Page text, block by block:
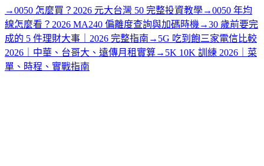
→0050 怎麼買？2026 元大台灣 50 完整投資教學→0050 年均
線怎麼看？2026 MA240 偏離度查詢與加碼時機 →30 歲前要完
成的 5 件理財大事｜2026 完整指南 → 5G 吃到飽三家電信比較
2026｜中華、台哥大、遠傳月租實算→ 5K 10K 訓練 2026｜菜
單、時程、實戰指南